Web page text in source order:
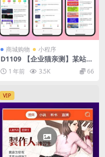
商城购物 小程序
D1109 【企业猫亲测】某站价
值200元的知识付费小程序源
码，2022年升级版知识付费变
现小程序源码+卡密-独立后台
版本
1 年前 3.5K 66
VIP